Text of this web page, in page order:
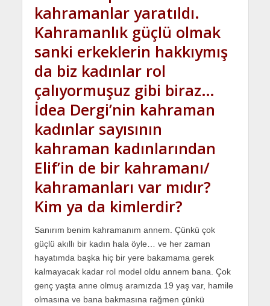
kahramanlar yaratıldı.
Kahramanlık güçlü olmak
sanki erkeklerin hakkıymış
da biz kadınlar rol
çalıyormuşuz gibi biraz…
İdea Dergi’nin kahraman
kadınlar sayısının
kahraman kadınlarından
Elif’in de bir kahramanı/
kahramanları var mıdır?
Kim ya da kimlerdir?
Sanırım benim kahramanım annem. Çünkü çok
güçlü akıllı bir kadın hala öyle… ve her zaman
hayatımda başka hiç bir yere bakamama gerek
kalmayacak kadar rol model oldu annem bana. Çok
genç yaşta anne olmuş aramızda 19 yaş var, hamile
olmasına ve bana bakmasına rağmen çünkü